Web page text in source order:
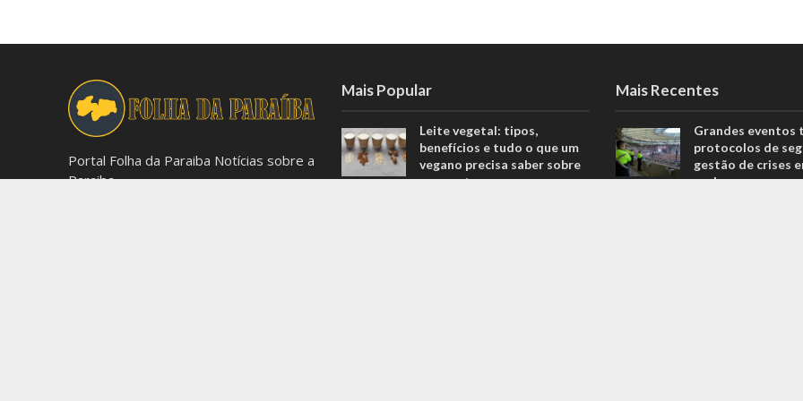
Portal Folha da Paraiba Notícias sobre a
Paraiba
Mais Popular
Leite vegetal: tipos,
benefícios e tudo o que um
vegano precisa saber sobre
o assunto
Mais Recentes
Grandes eventos
protocolos de
gestão de crises
real